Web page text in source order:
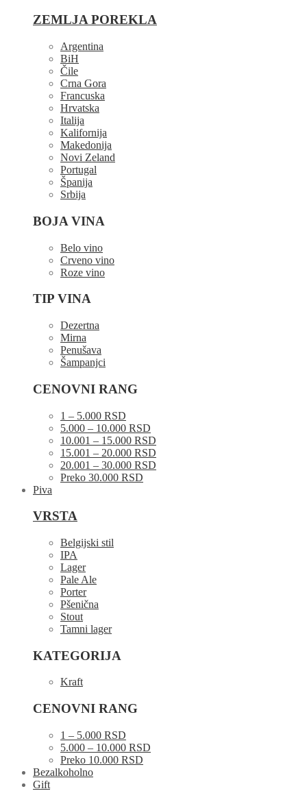
ZEMLJA POREKLA
Argentina
BiH
Čile
Crna Gora
Francuska
Hrvatska
Italija
Kalifornija
Makedonija
Novi Zeland
Portugal
Španija
Srbija
BOJA VINA
Belo vino
Crveno vino
Roze vino
TIP VINA
Dezertna
Mirna
Penušava
Šampanjci
CENOVNI RANG
1 – 5.000 RSD
5.000 – 10.000 RSD
10.001 – 15.000 RSD
15.001 – 20.000 RSD
20.001 – 30.000 RSD
Preko 30.000 RSD
Piva
VRSTA
Belgijski stil
IPA
Lager
Pale Ale
Porter
Pšenična
Stout
Tamni lager
KATEGORIJA
Kraft
CENOVNI RANG
1 – 5.000 RSD
5.000 – 10.000 RSD
Preko 10.000 RSD
Bezalkoholno
Gift